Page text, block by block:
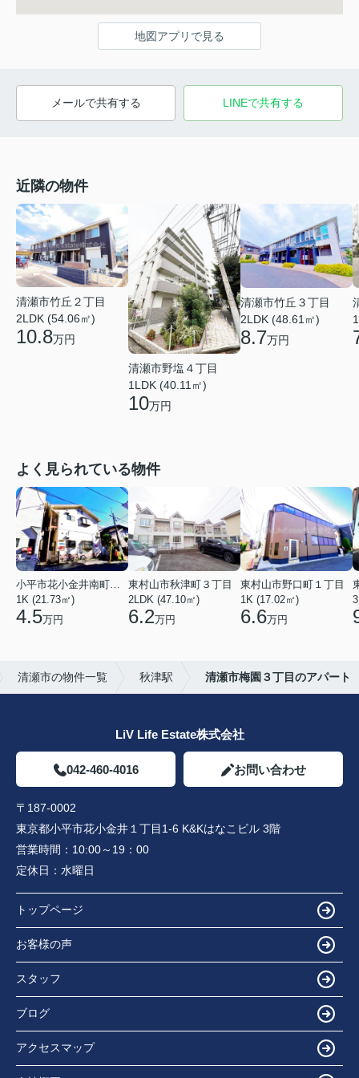
地図アプリで見る
メールで共有する LINEで共有する
近隣の物件
清瀬市竹丘２丁目
2LDK (54.06㎡)
10.8万円
清瀬市野塩４丁目
1LDK (40.11㎡)
10万円
清瀬市竹丘３丁目
2LDK (48.61㎡)
8.7万円
よく見られている物件
1K (21.73㎡)
4.5万円
東村山市秋津町３丁目
2LDK (47.10㎡)
6.2万円
東村山市野口町１丁目
1K (17.02㎡)
6.6万円
清瀬市の物件一覧 秋津駅 清瀬市梅園３丁目のアパート
LiV Life Estate株式会社
042-460-4016 お問い合わせ
〒187-0002
東京都小平市花小金井１丁目1-6 K&Kはなこビル 3階
営業時間： 10:00～19：00
定休日： 水曜日
トップページ
お客様の声
スタッフ
ブログ
アクセスマップ